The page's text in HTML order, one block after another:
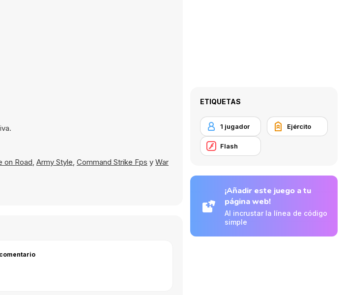
on Road, Army Style, Command Strike Fps y War
ETIQUETAS
1 jugador Ejército
Flash
¡Añadir este juego a tu
página web!
Al incrustar la línea de código
simple